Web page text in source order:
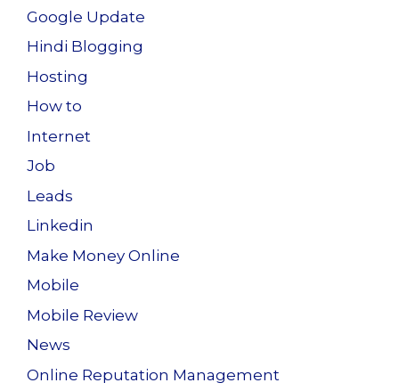
Google Update
Hindi Blogging
Hosting
How to
Internet
Job
Leads
Linkedin
Make Money Online
Mobile
Mobile Review
News
Online Reputation Management